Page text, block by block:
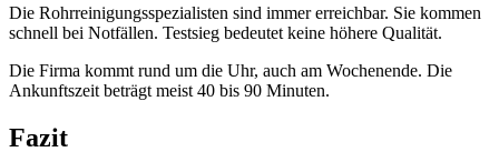
Die Rohrreinigungsspezialisten sind immer erreichbar. Sie kommen
schnell bei Notfällen. Testsieg bedeutet keine höhere Qualität.
Die Firma kommt rund um die Uhr, auch am Wochenende. Die
Ankunftszeit beträgt meist 40 bis 90 Minuten.
Fazit